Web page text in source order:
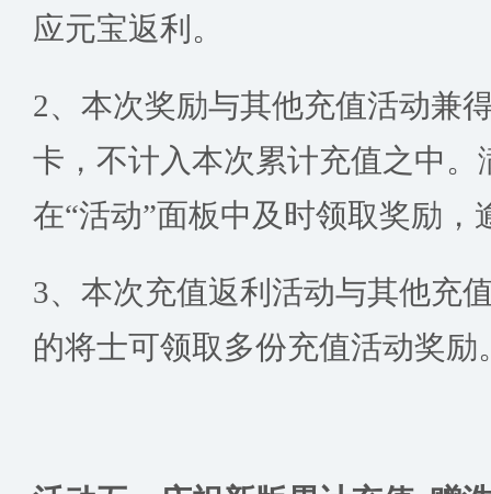
应元宝返利。
2、本次奖励与其他充值活动兼
卡，不计入本次累计充值之中。
在“活动”面板中及时领取奖励，
3、本次充值返利活动与其他充
的将士可领取多份充值活动奖励